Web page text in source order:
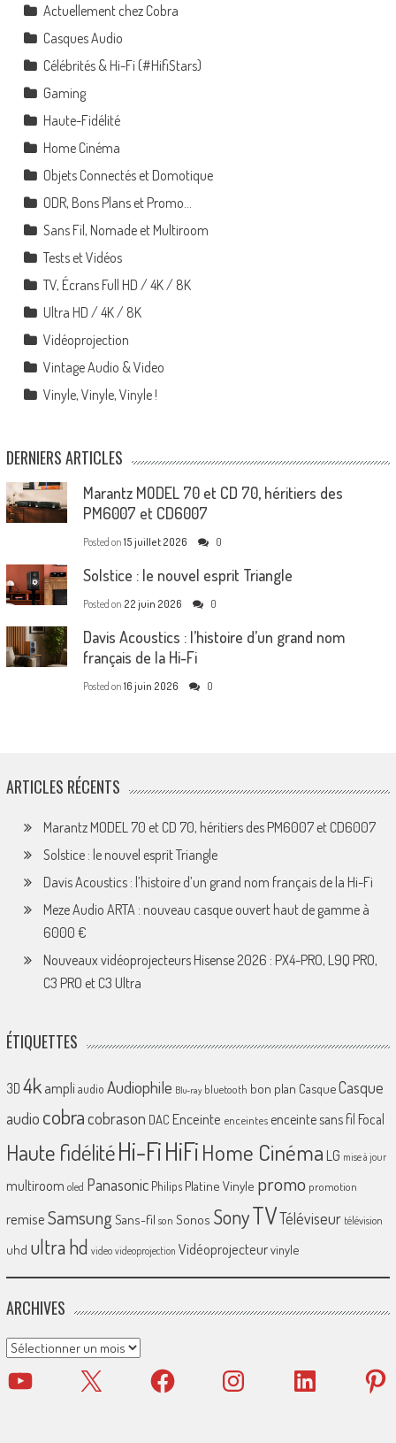
Actuellement chez Cobra
Casques Audio
Célébrités & Hi-Fi (#HifiStars)
Gaming
Haute-Fidélité
Home Cinéma
Objets Connectés et Domotique
ODR, Bons Plans et Promo…
Sans Fil, Nomade et Multiroom
Tests et Vidéos
TV, Écrans Full HD / 4K / 8K
Ultra HD / 4K / 8K
Vidéoprojection
Vintage Audio & Video
Vinyle, Vinyle, Vinyle !
DERNIERS ARTICLES
Marantz MODEL 70 et CD 70, héritiers des
PM6007 et CD6007
Posted on 15 juillet 2026 0
Solstice : le nouvel esprit Triangle
Posted on 22 juin 2026 0
Davis Acoustics : l’histoire d’un grand nom
français de la Hi-Fi
Posted on 16 juin 2026 0
ARTICLES RÉCENTS
Marantz MODEL 70 et CD 70, héritiers des PM6007 et CD6007
Solstice : le nouvel esprit Triangle
Davis Acoustics : l’histoire d’un grand nom français de la Hi-Fi
Meze Audio ARTA : nouveau casque ouvert haut de gamme à
6000 €
Nouveaux vidéoprojecteurs Hisense 2026 : PX4-PRO, L9Q PRO,
C3 PRO et C3 Ultra
ÉTIQUETTES
3D 4k ampliaudio Audiophile Blu-ray bluetooth bon plan CasqueCasque
audio cobracobrason DAC Enceinte enceintes enceinte sans fil Focal
Haute fidélitéHi-FiHiFiHome Cinéma LG mise à jour
multiroom oled Panasonic Philips Platine Vinyle promo promotion
remiseSamsungSans-fil son Sonos SonyTVTéléviseur télévision
uhd ultra hd video videoprojection Vidéoprojecteurvinyle
ARCHIVES
Archives
YouTube X Facebook Instagram LinkedIn